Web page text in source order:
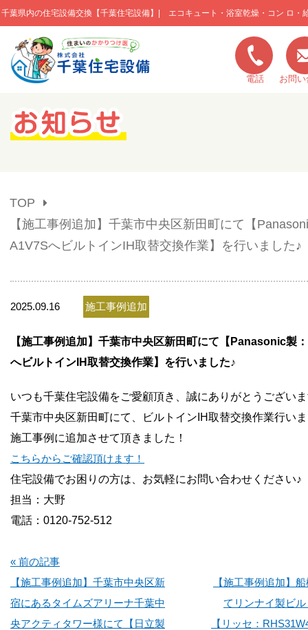
千葉県内の住宅設備交換【千葉住宅設備】| エコキュート・浴室乾燥・コン ロ・
このページの本文へ移動
電話 お問
キャンペーン一覧
お問い合わせ
会社概要
TOP
【施工事例追加】千葉市中央区新田町にて【
A1V7SへビルトインIH取替交換作業】を行いました♪
2025.09.16 施工事例追加
【施工事例追加】千葉市中央区新田町にて【Panasonic製
へビルトインIH取替交換作業】を行いました♪
いつも千葉住宅設備をご愛顧頂き、誠にありがとうござい
千葉市中央区新田町にて、ビルトインIH取替交換作業行い
施工事例に追加させて頂きました！
こちらからご確認頂けます！
住宅設備でお困りの方は、お気軽にお問い合わせください♪
担当：大野
電話：0120-752-512
« 前の記事
【施工事例追加】千葉市中央区新
宿にあるタイムズアリーナ千葉中
央アクティタワー様にて【日立製
【施工事例追加】
てリンナイ製ビ
【リッセ：